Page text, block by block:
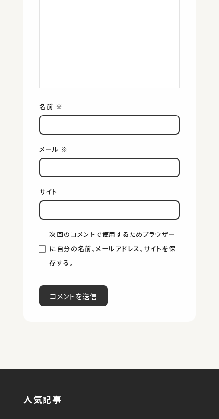
名前 ※
メール ※
サイト
次回のコメントで使用するためブラウザー
に自分の名前、メールアドレス、サイトを保
存する。
人気記事